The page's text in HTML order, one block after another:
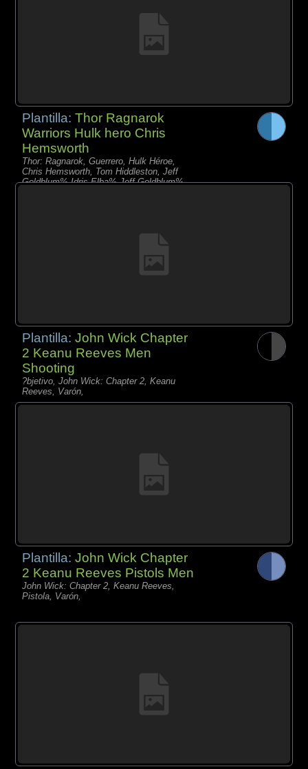
Plantilla:Thor Ragnarok
Warriors Hulk hero Chris
Hemsworth
Thor: Ragnarok, Guerrero, Hulk Héroe,
Chris Hemsworth, Tom Hiddleston, Jeff
Goldblum% Idris Elba% Jeff Goldblum%
Plantilla:John Wick Chapter
2 Keanu Reeves Men
Shooting
?bjetivo, John Wick: Chapter 2, Keanu
Reeves, Varón,
Plantilla:John Wick Chapter
2 Keanu Reeves Pistols Men
John Wick: Chapter 2, Keanu Reeves,
Pistola, Varón,